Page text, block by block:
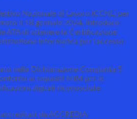
Nazionale di Lavoro (CCNL) per
il 18 gennaio 2024, introduce
ATA di ottenere la Certificazione
Informatica per l'accesso
nella Dichiarazione Congiunta 5
ai requisiti MIM per le
digitali riconosciute
da ACCREDIA